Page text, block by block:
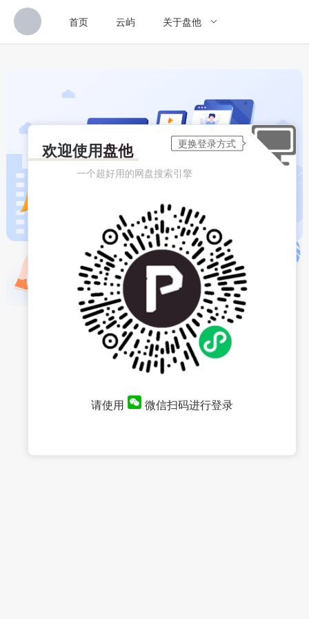
首页 云屿 关于盘他
欢迎使用盘他
一个超好用的网盘搜索引擎
请使用 微信扫码进行登录